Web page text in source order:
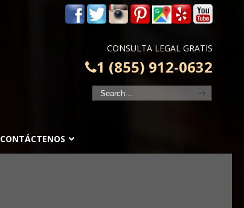
CONSULTA LEGAL GRATIS
1 (855) 912-0632
CONTÁCTENOS